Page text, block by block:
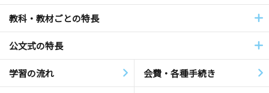
教科・教材ごとの特長
公文式の特長
学習の流れ 会費・各種手続き